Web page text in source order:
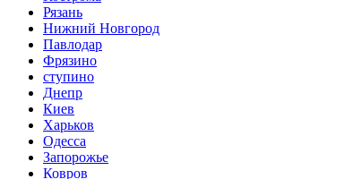
Рязань
Нижний Новгород
Павлодар
Фрязино
ступино
Днепр
Киев
Харьков
Одесса
Запорожье
Ковров